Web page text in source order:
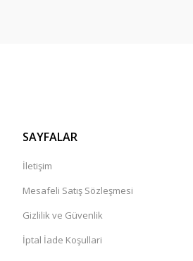
SAYFALAR
İletişim
Mesafeli Satış Sözleşmesi
Gizlilik ve Güvenlik
İptal İade Koşullari